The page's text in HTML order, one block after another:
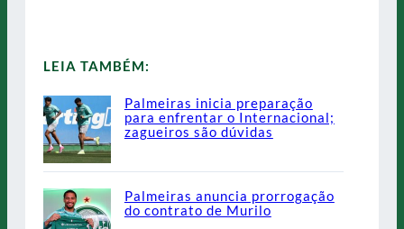
LEIA TAMBÉM:
Palmeiras inicia preparação
para enfrentar o Internacional;
zagueiros são dúvidas
Palmeiras anuncia prorrogação
do contrato de Murilo